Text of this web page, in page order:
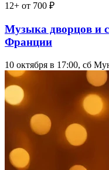
12+ от 700 ₽
Музыка дворцов и
Франции
10 октября в 17:00, сб